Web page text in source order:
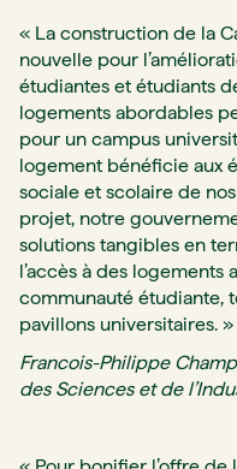
« La construction de la
nouvelle pour
étudiantes et étudiants
logements abordables
pour un campus
logement bénéficie aux
sociale et scolaire de
projet, notre
solutions tangibles en
l’accès à des
communauté étudiante,
pavillons universitaires. »
Francois-Philippe
des Sciences et de